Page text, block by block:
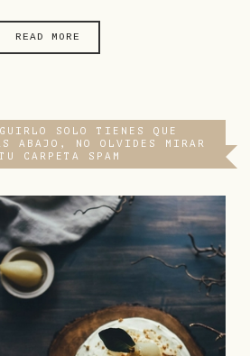
READ MORE
SOLO TIENES QUE
ABAJO, NO OLVIDES MIRAR
CARPETA SPAM